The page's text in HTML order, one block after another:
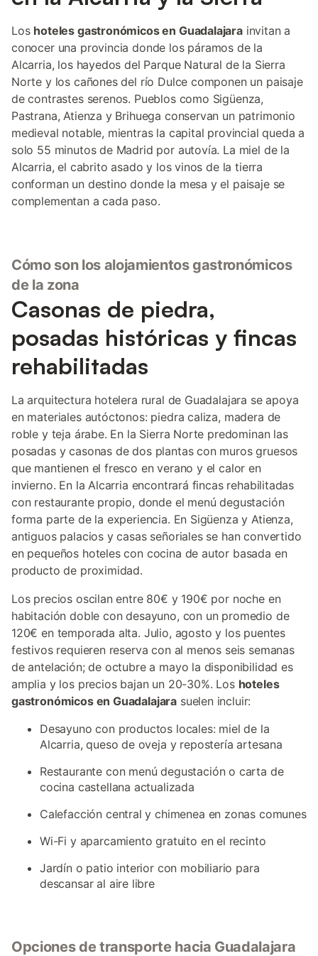
Los hoteles gastronómicos en Guadalajarainvitan a
conocer una provincia donde los páramos de la
Alcarria, los hayedos del Parque Natural de la Sierra
Norte y los cañones del río Dulce componen un paisaje
de contrastes serenos. Pueblos como Sigüenza,
Pastrana, Atienza y Brihuega conservan un patrimonio
medieval notable, mientras la capital provincial queda a
solo 55 minutos de Madrid por autovía. La miel de la
Alcarria, el cabrito asado y los vinos de la tierra
conforman un destino donde la mesa y el paisaje se
complementan a cada paso.
Cómo son los alojamientos gastronómicos
de la zona
Casonas de piedra,
posadas históricas y fincas
rehabilitadas
La arquitectura hotelera rural de Guadalajara se apoya
en materiales autóctonos: piedra caliza, madera de
roble y teja árabe. En la Sierra Norte predominan las
posadas y casonas de dos plantas con muros gruesos
que mantienen el fresco en verano y el calor en
invierno. En la Alcarria encontrará fincas rehabilitadas
con restaurante propio, donde el menú degustación
forma parte de la experiencia. En Sigüenza y Atienza,
antiguos palacios y casas señoriales se han convertido
en pequeños hoteles con cocina de autor basada en
producto de proximidad.
Los precios oscilan entre 80€ y 190€ por noche en
habitación doble con desayuno, con un promedio de
120€ en temporada alta. Julio, agosto y los puentes
festivos requieren reserva con al menos seis semanas
de antelación; de octubre a mayo la disponibilidad es
amplia y los precios bajan un 20-30%. Los hoteles
gastronómicos en Guadalajara suelen incluir:
Desayuno con productos locales: miel de la
Alcarria, queso de oveja y repostería artesana
Restaurante con menú degustación o carta de
cocina castellana actualizada
Calefacción central y chimenea en zonas comunes
Wi-Fi y aparcamiento gratuito en el recinto
Jardín o patio interior con mobiliario para
descansar al aire libre
Opciones de transporte hacia Guadalajara